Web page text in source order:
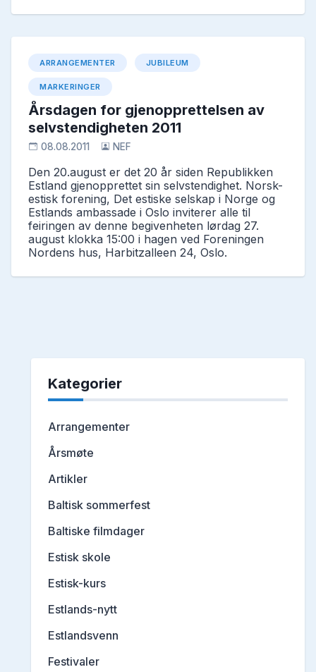
ARRANGEMENTER JUBILEUM
MARKERINGER
Årsdagen for gjenopprettelsen av
selvstendigheten 2011
08.08.2011 NEF
Den 20.august er det 20 år siden Republikken
Estland gjenopprettet sin selvstendighet. Norsk-
estisk forening, Det estiske selskap i Norge og
Estlands ambassade i Oslo inviterer alle til
feiringen av denne begivenheten lørdag 27.
august klokka 15:00 i hagen ved Foreningen
Nordens hus, Harbitzalleen 24, Oslo.
Kategorier
Arrangementer
Årsmøte
Artikler
Baltisk sommerfest
Baltiske filmdager
Estisk skole
Estisk-kurs
Estlands-nytt
Estlandsvenn
Festivaler